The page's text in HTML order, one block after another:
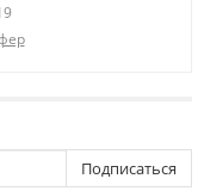
Подписаться